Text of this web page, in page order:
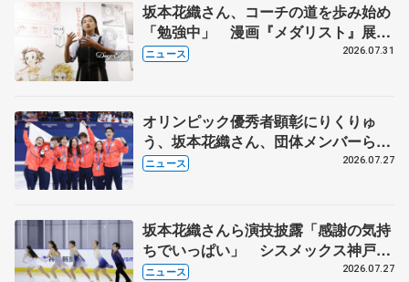
坂本花織さん、コーチの道を歩み始め
「勉強中」 漫画『メダリスト』展覧
会で子どもたちにエール
ニュース 2026.07.31
オリンピック優秀者顕彰にりくりゅ
う、坂本花織さん、団体メンバーら
8月7日に文科省が表彰式、ブルーノ・
ニュース 2026.07.27
坂本花織さんら演技披露「感謝の気持
ちでいっぱい」 シスメックス神戸ア
イスキャンパス開場1周年イベント
ニュース 2026.07.27